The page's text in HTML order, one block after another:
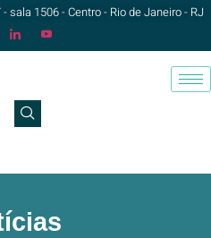
sala 1506 - Centro - Rio de Janeiro - RJ